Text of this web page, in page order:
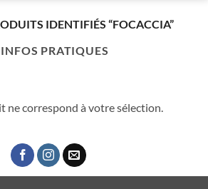
IDENTIFIÉS “FOCACCIA”
INFOS PRATIQUES
ne correspond à votre sélection.